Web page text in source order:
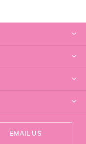
EMAIL US